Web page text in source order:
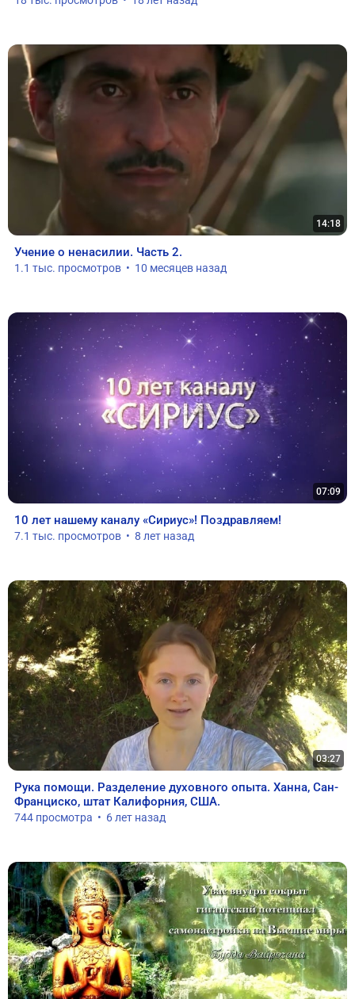
14:18
Учение о ненасилии. Часть 2.
1.1 тыс. просмотров  •  10 месяцев назад
07:09
10 лет нашему каналу «Сириус»! Поздравляем!
7.1 тыс. просмотров  •  8 лет назад
03:27
Рука помощи. Разделение духовного опыта. Ханна, Сан-
Франциско, штат Калифорния, США.
744 просмотра  •  6 лет назад